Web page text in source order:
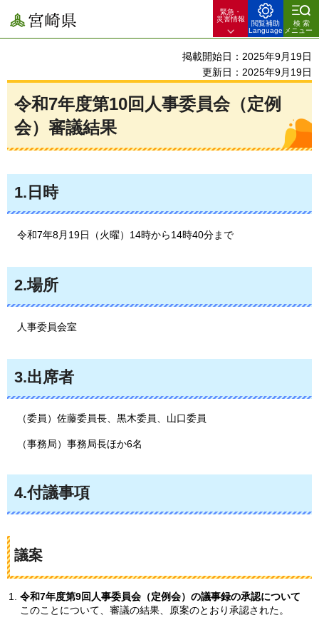
宮崎県
緊急・
災害情報
閲覧補助
Language
検索
メニュー
掲載開始日：2025年9月19日
更新日：2025年9月19日
令和7年度第10回人事委員会（定例
会）審議結果
1.日時
令和7年8月19日（火曜）14時から14時40分まで
2.場所
人事委員会室
3.出席者
（委員）佐藤委員長、黒木委員、山口委員
（事務局）事務局長ほか6名
4.付議事項
議案
令和7年度第9回人事委員会（定例会）の議事録の承認について
このことについて、審議の結果、原案のとおり承認された。